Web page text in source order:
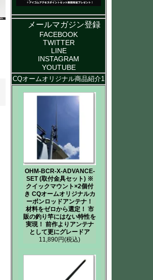
メールマガジン登録
FACEBOOK
TWITTER
LINE
INSTAGRAM
YOUTUBE
CQオームオリジナル商品紹介1
OHM-BCR-X-ADVANCE-
SET (取付金具セット) ※
クイックマウント×2個付
き CQオームオリジナルカ
ーボンロッドアンテナ！
材料をゼロから選定！ 市
販の釣り竿にはない特性を
実現！ 前作よりアンテナ
として更にグレードア
11,890円(税込)